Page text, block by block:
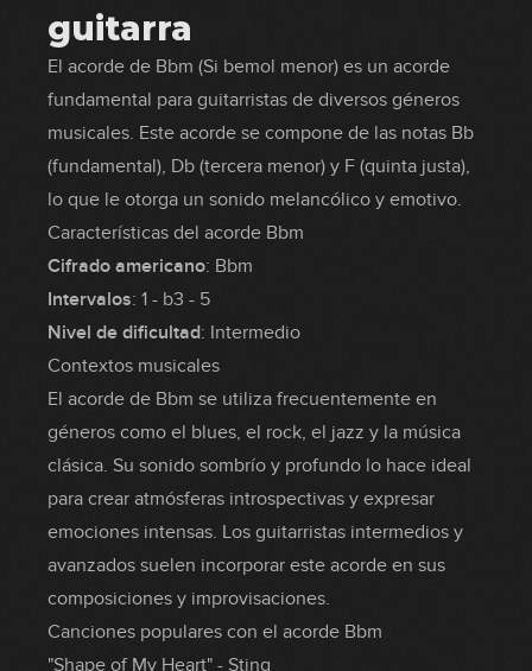
guitarra
El acorde de Bbm (Si bemol menor) es un acorde
fundamental para guitarristas de diversos géneros
musicales. Este acorde se compone de las notas Bb
(fundamental), Db (tercera menor) y F (quinta justa),
lo que le otorga un sonido melancólico y emotivo.
Características del acorde Bbm
Cifrado americano: Bbm
Intervalos: 1 - b3 - 5
Nivel de dificultad: Intermedio
Contextos musicales
El acorde de Bbm se utiliza frecuentemente en
géneros como el blues, el rock, el jazz y la música
clásica. Su sonido sombrío y profundo lo hace ideal
para crear atmósferas introspectivas y expresar
emociones intensas. Los guitarristas intermedios y
avanzados suelen incorporar este acorde en sus
composiciones y improvisaciones.
Canciones populares con el acorde Bbm
"Shape of My Heart" - Sting